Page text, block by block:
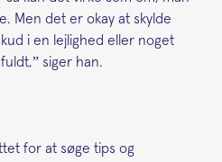
Men det er okay at skylde
i en lejlighed eller noget
siger han.
for at søge tips og